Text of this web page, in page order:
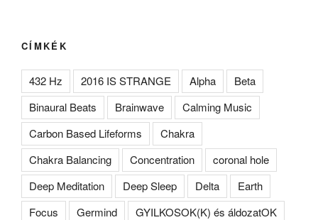
CÍMKÉK
432 Hz 2016 IS STRANGE Alpha
Beta
Binaural Beats
Brainwave
Calming Music
Carbon Based Lifeforms
Chakra
Chakra Balancing
Concentration
coronal hole
Deep Meditation
Deep Sleep Delta
Earth
Focus
Germind
GYILKOSOK(K) és áldozatOK